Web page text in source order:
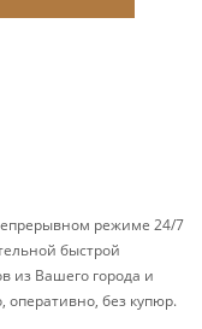
режиме 24/7
быстрой
из Вашего города и
оперативно, без купюр.